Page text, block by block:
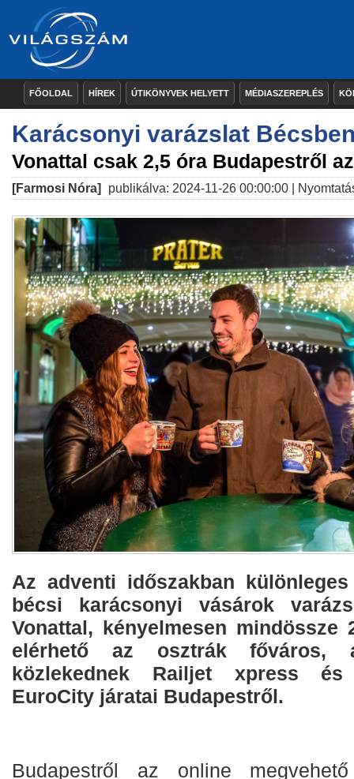
FŐOLDAL HÍREK ÚTIKÖNYVEK HELYETT MÉDIASZEREPLÉS
Karácsonyi varázslat
Vonattal csak 2,5 óra Budapestről
[Farmosi Nóra] publikálva: 2024-11-26 00:00:00 |
Az adventi időszakban
bécsi karácsonyi vásárok
Vonattal, kényelmesen
elérhető az osztrák főváros,
közlekednek Railjet xpress és
EuroCity járatai Budapestről.
Budapestről az online